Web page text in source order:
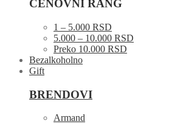
CENOVNI RANG
1 – 5.000 RSD
5.000 – 10.000 RSD
Preko 10.000 RSD
Bezalkoholno
Gift
BRENDOVI
Armand